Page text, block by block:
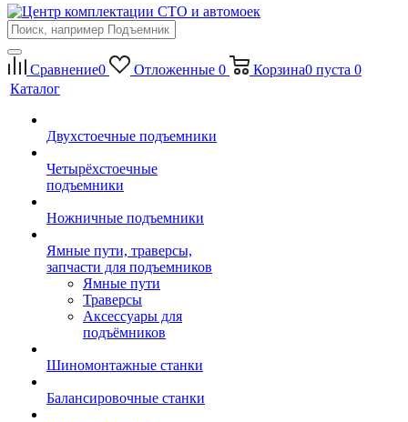
Сравнение0 Отложенные 0 Корзина0 пуста 0
Каталог
Двухстоечные подъемники
Четырёхстоечные
подъемники
Ножничные подъемники
Ямные пути, траверсы,
запчасти для подъемников
Ямные пути
Траверсы
Аксессуары для
подъёмников
Шиномонтажные станки
Балансировочные станки